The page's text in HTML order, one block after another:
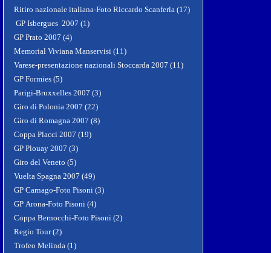
Ritiro nazionale italiana-Foto Riccardo Scanferla (17)
GP Isbergues 2007 (1)
GP Prato 2007 (4)
Memorial Viviana Manservisi (11)
Varese-presentazione nazionali Stoccarda 2007 (11)
GP Formies (5)
Parigi-Bruxxelles 2007 (3)
Giro di Polonia 2007 (22)
Giro di Romagna 2007 (8)
Coppa Placci 2007 (19)
GP Plouay 2007 (3)
Giro del Veneto (5)
Vuelta Spagna 2007 (49)
GP Carnago-Foto Pisoni (3)
GP Arona-Foto Pisoni (4)
Coppa Bernocchi-Foto Pisoni (2)
Regio Tour (2)
Trofeo Melinda (1)